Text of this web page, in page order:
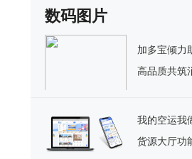
数码图片
加多宝倾力
高品质共筑
我的空运我
货源大厅功